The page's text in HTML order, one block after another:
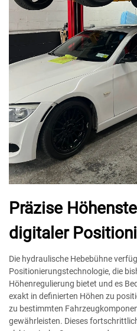
Präzise
digitaler
Die hydraulische Hebebühne
Positionierungstechnologie, die
Höhenregulierung bietet und es
exakt in definierten Höhen zu
zu bestimmten
gewährleisten. Dieses